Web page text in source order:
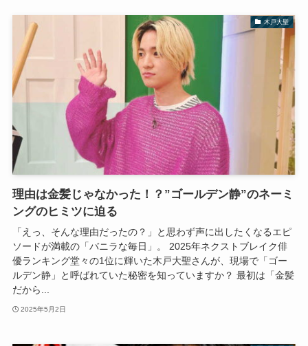
木戸大聖
理由は金髪じゃなかった！？”ゴールデン静”のネーミ
ングのヒミツに迫る
「えっ、そんな理由だったの？」と思わず声に出したくなるエピ
ソードが満載の「バニラな毎日」。 2025年ネクストブレイク俳
優ランキング堂々の1位に輝いた木戸大聖さんが、現場で「ゴー
ルデン静」と呼ばれていた秘密を知っていますか？ 最初は「金髪
だから...
2025年5月2日